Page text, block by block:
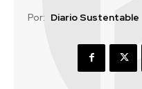
Por: Diario Sustentable